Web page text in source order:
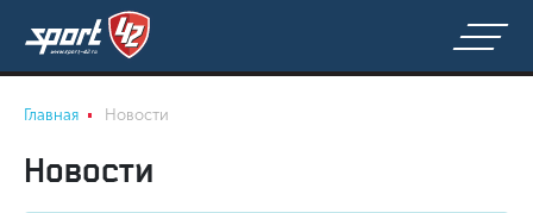
Главная Новости
Новости